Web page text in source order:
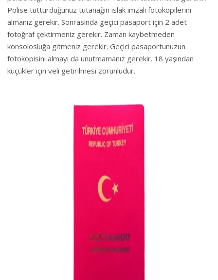
Polise tutturduğunuz tutanağın ıslak imzalı fotokopilerini
almanız gerekir. Sonrasında geçici pasaport için 2 adet
fotoğraf çektirmeniz gerekir. Zaman kaybetmeden
konsolosluğa gitmeniz gerekir. Geçici pasaportunuzun
fotokopisini almayı da unutmamanız gerekir. 18 yaşından
küçükler için veli getirilmesi zorunludur.